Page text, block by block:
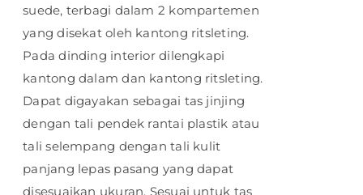
suede, terbagi dalam 2 kompartemen
yang disekat oleh kantong ritsleting.
Pada dinding interior dilengkapi
kantong dalam dan kantong ritsleting.
Dapat digayakan sebagai tas jinjing
dengan tali pendek rantai plastik atau
tali selempang dengan tali kulit
panjang lepas pasang yang dapat
disesuaikan ukuran. Sesuai untuk tas